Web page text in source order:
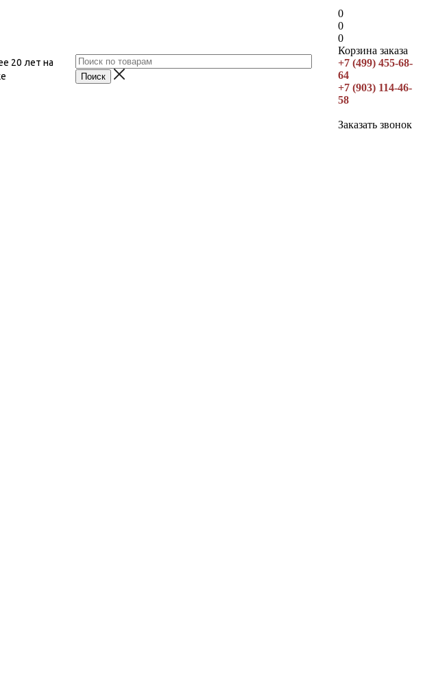
20 лет на
0
0
0
Корзина заказа
+7 (499) 455-68-
64
+7 (903) 114-46-
58
Заказать звонок